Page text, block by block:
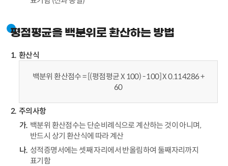
평점평균을 백분위로 환산하는 방법
환산식
백분위 환산점수 = [(평점평균 X 100) - 100] X 0.114286 +
60
주의사항
백분위 환산점수는 단순비례식으로 계산하는 것이 아니며,
반드시 상기 환산식에 따라 계산
성적증명서에는 셋째 자리에서 반올림하여 둘째자리까지
표기함